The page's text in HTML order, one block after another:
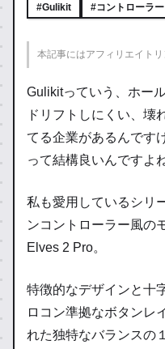
#Gulikit #コントローラー
本記事にはアフィリエイト
Gulikitっていう、ホー
ドリフトしにくい、壊
てる企業があるんです
って結構良いんですよ
私も愛用しているシリ
ンコントローラー風の
Elves 2 Pro。
特徴的なデザインと十
ロコン準拠なボタンレ
れた独特なバランスの